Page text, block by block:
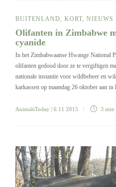
BUITENLAND, KORT, NIEUWS
Olifanten in Zimbabwe
cyanide
In het Zimbabwaanse Hwange National
olifanten gedood door ze te vergiftigen
nationale instantie voor wildbeheer en
karkassen op maandag 26 oktober aan
AnimalsToday | 6 11 2015 3 min